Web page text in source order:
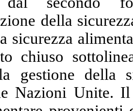
della
sicurezza
chiuso
gestione della
Nazioni Unite.